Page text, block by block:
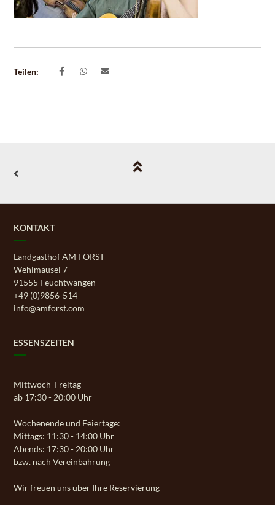
Teilen:
KONTAKT
Landgasthof AM FORST
Wehlmäusel 7
91555 Feuchtwangen
+49 (0)9856-514
info@amforst.com
ESSENSZEITEN
Mittwoch-Freitag
ab 17:30 - 20:00 Uhr
Wochenende und Feiertage:
Mittags: 11:30 - 14:00 Uhr
Abends: 17:30 - 20:00 Uhr
bzw. nach Vereinbahrung
Wir freuen uns über Ihre Reservierung